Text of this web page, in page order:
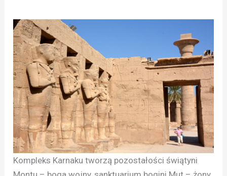
Kompleks Karnaku tworzą pozostałości świątyni